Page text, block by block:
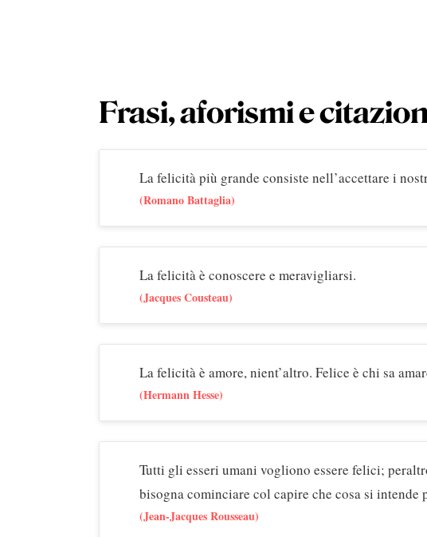
Frasi, aforismi e
La felicità più grande consiste nell’accettare i
(Romano Battaglia)
La felicità è conoscere e meravigliarsi.
(Jacques Cousteau)
La felicità è amore, nient’altro. Felice è chi sa
(Hermann Hesse)
Tutti gli esseri umani vogliono essere felici;
bisogna cominciare col capire che cosa si intende
(Jean-Jacques Rousseau)